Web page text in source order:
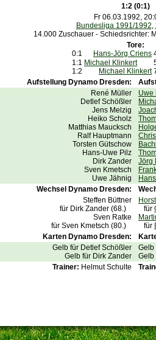
1:2 (0:1)
Fr 06.03.1992,
Bundesliga 1991/1992,
14.000 Zuschauer - Schiedsrichter:
Tore:
0:1
Hans-Jörg Criens
1:1 Michael Klinkert
1:2
Michael Klinkert
Aufstellung Dynamo Dresden:
René Müller
Detlef Schößler
Jens Melzig
Heiko Scholz
Matthias Maucksch
Ralf Hauptmann
Torsten Gütschow
Hans-Uwe Pilz
Dirk Zander
Sven Kmetsch
Uwe Jähnig
Uwe
Jörg
Wechsel Dynamo Dresden:
Steffen Büttner
für Dirk Zander (68.)
Sven Ratke
für Sven Kmetsch (80.)
für
für
Karten Dynamo Dresden:
Gelb für Detlef Schößler
Gelb für Dirk Zander
Gelb
Gelb
Trainer: Helmut Schulte